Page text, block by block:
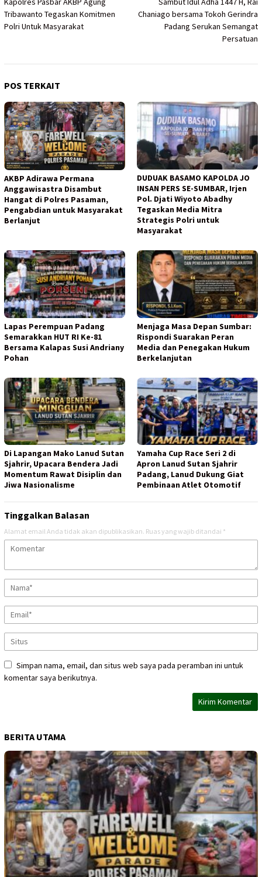
pos
Tribawanto Tegaskan Komitmen
Polri Untuk Masyarakat
Chaniago bersama Tokoh Gerindra
Padang Serukan Semangat
Persatuan
POS TERKAIT
AKBP Adirawa Permana
Anggawisastra Disambut
Hangat di Polres Pasaman,
Pengabdian untuk Masyarakat
Berlanjut
DUDUAK BASAMO KAPOLDA JO
INSAN PERS SE-SUMBAR, Irjen
Pol. Djati Wiyoto Abadhy
Tegaskan Media Mitra
Strategis Polri untuk
Masyarakat
Lapas Perempuan Padang
Semarakkan HUT RI Ke-81
Bersama Kalapas Susi Andriany
Pohan
Menjaga Masa Depan Sumbar:
Rispondi Suarakan Peran
Media dan Penegakan Hukum
Berkelanjutan
Di Lapangan Mako Lanud Sutan
Sjahrir, Upacara Bendera Jadi
Momentum Rawat Disiplin dan
Jiwa Nasionalisme
Yamaha Cup Race Seri 2 di
Apron Lanud Sutan Sjahrir
Padang, Lanud Dukung Giat
Pembinaan Atlet Otomotif
Tinggalkan Balasan
Alamat email Anda tidak akan dipublikasikan. Ruas yang wajib ditandai *
Simpan nama, email, dan situs web saya pada peramban ini untuk
komentar saya berikutnya.
BERITA UTAMA